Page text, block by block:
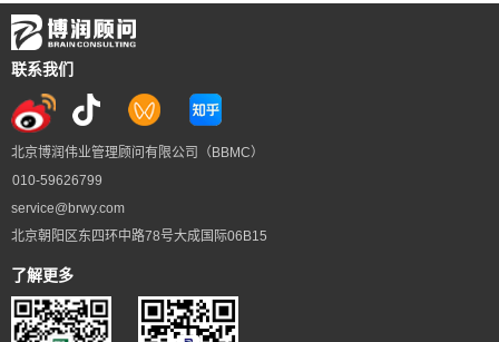
联系我们
北京博润伟业管理顾问有限公司（BBMC）
010-59626799
service@brwy.com
北京朝阳区东四环中路78号大成国际06B15
了解更多